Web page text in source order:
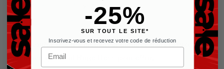
expérience unique. Soyez prêt à marquer chaque instant avec
cette pièce incontournable.
Commandez dès maintenant et plongez dans le luxe
quotidien que seul Hugo Boss peut offrir.
-25%
SUR TOUT LE SITE*
Inscrivez-vous et recevez votre code de réduction
Email